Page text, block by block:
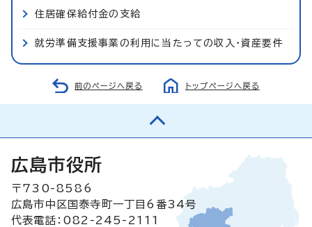
住居確保給付金の支給
就労準備支援事業の利用に当たっての収入・資産要件
前のページへ戻る トップページへ戻る
広島市役所
〒730-8586
広島市中区国泰寺町一丁目6番34号
代表電話：082-245-2111